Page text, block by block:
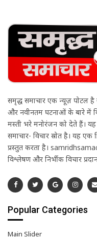
समृद्ध समाचार एक न्यूज़ पोर्टल
और नवीनतम घटनाओं के बारे में
मस्ती भरे मनोरंजन को देते हैं।
समाचार- विचार स्रोत है। यह एक
प्रस्तुत करता है।
विश्लेषण और निर्भीक विचार
Popular Categories
Main Slider